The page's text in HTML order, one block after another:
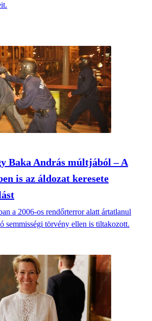
Baka András múltjából – A
is az áldozat keresete
a 2006-os rendőrterror alatt ártatlanul
semmisségi törvény ellen is tiltakozott.